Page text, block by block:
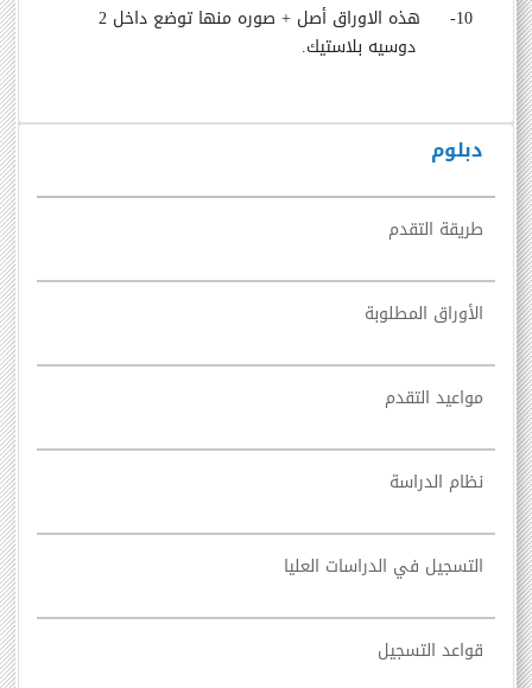
دبلوم
طريقة التقدم
الأوراق المطلوبة
مواعيد التقدم
نظام الدراسة
التسجيل في الدراسات العليا
قواعد التسجيل
10-
هذه الاوراق أصل + صوره منها توضع داخل 2
دوسيه بلاستيك.